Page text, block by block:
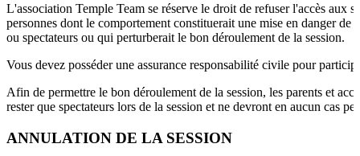
L'association Temple Team se réserve le droit de refuser l'accès aux
personnes dont le comportement constituerait une mise en danger de
ou spectateurs ou qui perturberait le bon déroulement de la session.
Vous devez posséder une assurance responsabilité civile pour
Afin de permettre le bon déroulement de la session, les parents et
rester que spectateurs lors de la session et ne devront en aucun cas
ANNULATION DE LA SESSION